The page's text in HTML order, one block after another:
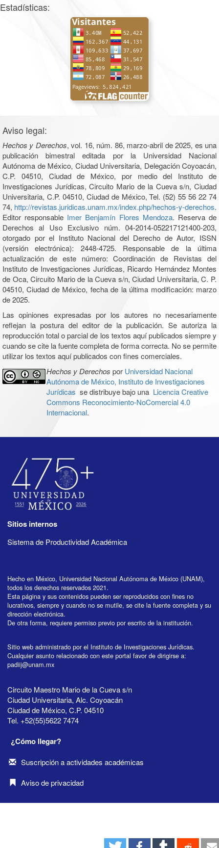
Estadísticas:
Aviso legal:
Hechos y Derechos, vol. 16, núm. 86, marzo-abril de 2025, es una
publicación bimestral editada por la Universidad Nacional
Autónoma de México, Ciudad Universitaria, Delegación Coyoacán,
C.P. 04510, Ciudad de México, por medio del Instituto de
Investigaciones Jurídicas, Circuito Mario de la Cueva s/n, Ciudad
Universitaria, C.P. 04510, Ciudad de México, Tel. (52) 55 56 22 74
74, http://revistas.juridicas.unam.mx/index.php/hechos-y-derechos.
Editor responsable Imer Benjamín Flores Mendoza. Reserva de
Derechos al Uso Exclusivo núm. 04-2014-052217121400-203,
otorgado por el Instituto Nacional del Derecho de Autor, ISSN
(versión electrónica): 2448-4725. Responsable de la última
actualización de este número: Coordinación de Revistas del
Instituto de Investigaciones Jurídicas, Ricardo Hernández Montes
de Oca, Circuito Mario de la Cueva s/n, Ciudad Universitaria, C. P.
04510, Ciudad de México, fecha de la última modificación: marzo
de 2025.
Las opiniones expresadas por los autores no necesariamente
reflejan la postura del editor de la publicación. Se autoriza la
reproducción total o parcial de los textos aquí publicados siempre y
cuando se cite la fuente completa de forma correcta. No se permite
utilizar los textos aquí publicados con fines comerciales.
Hechos y Derechos por Universidad Nacional
Autónoma de México, Instituto de Investigaciones
Jurídicas se distribuye bajo una Licencia Creative
Commons Reconocimiento-NoComercial 4.0
Internacional.
Sitios internos
Sistema de Productividad Académica
Hecho en México, Universidad Nacional Autónoma de México (UNAM),
todos los derechos reservados 2021.
Esta página y sus contenidos pueden ser reproducidos con fines no
lucrativos, siempre y cuando no se mutile, se cite la fuente completa y su
dirección electrónica.
De otra forma, requiere permiso previo por escrito de la institución.
Sitio web administrado por el Instituto de Investigaciones Jurídicas.
Cualquier asunto relacionado con este portal favor de dirigirse a:
padiij@unam.mx
Circuito Maestro Mario de la Cueva s/n
Ciudad Universitaria, Alc. Coyoacán
Ciudad de México, C.P. 04510
Tel. +52(55)5622 7474
¿Cómo llegar?
Suscripción a actividades académicas
Aviso de privacidad